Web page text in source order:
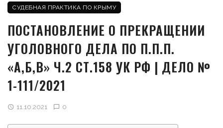
СУДЕБНАЯ ПРАКТИКА ПО КРЫМУ
ПОСТАНОВЛЕНИЕ О ПРЕКРАЩЕНИИ
УГОЛОВНОГО ДЕЛА ПО П.П.П.
«А,Б,В» Ч.2 СТ.158 УК РФ | ДЕЛО №
1-111/2021
11.10.2021 0